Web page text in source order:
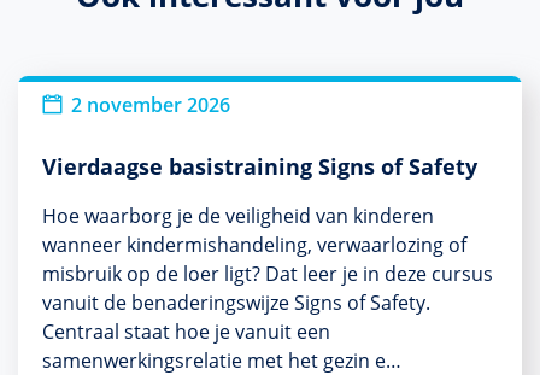
2 november 2026
Vierdaagse basistraining Signs of Safety
Hoe waarborg je de veiligheid van kinderen
wanneer kindermishandeling, verwaarlozing of
misbruik op de loer ligt? Dat leer je in deze cursus
vanuit de benaderingswijze Signs of Safety.
Centraal staat hoe je vanuit een
samenwerkingsrelatie met het gezin e…